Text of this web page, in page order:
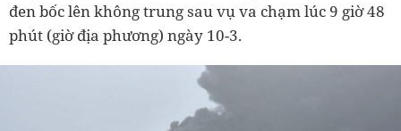
đen bốc lên không trung sau vụ va chạm lúc 9 giờ 48
phút (giờ địa phương) ngày 10-3.